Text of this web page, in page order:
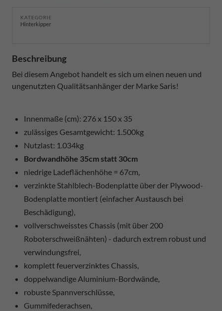
KATEGORIE
Hinterkipper
Beschreibung
Bei diesem Angebot handelt es sich um einen neuen und
ungenutzten Qualitätsanhänger der Marke Saris!
Innenmaße (cm): 276 x 150 x 35
zulässiges Gesamtgewicht: 1.500kg
Nutzlast: 1.034kg
Bordwandhöhe 35cm statt 30cm
niedrige Ladeflächenhöhe = 67cm,
verzinkte Stahlblech-Bodenplatte über der Plywood-
Bodenplatte montiert (einfacher Austausch bei
Beschädigung),
vollverschweisstes Chassis (mit über 200
Roboterschweißnähten) - dadurch extrem robust und
verwindungsfrei,
komplett feuerverzinktes Chassis,
doppelwandige Aluminium-Bordwände,
robuste Spannverschlüsse,
Gummifederachsen,